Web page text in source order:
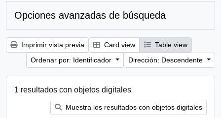
Opciones avanzadas de búsqueda
Imprimir vista previa Card view
Table view
Ordenar por: Identificador
Dirección: Descendente
1 resultados con objetos digitales
Muestra los resultados con objetos digitales